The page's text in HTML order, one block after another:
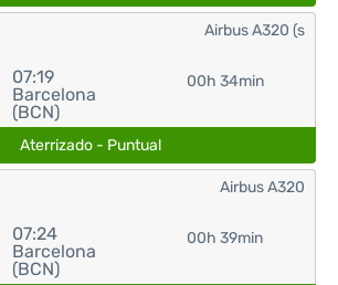
07:19
Barcelona
(BCN)
00h 34min
Airbus A320 (s
Aterrizado - Puntual
07:24
Barcelona
(BCN)
00h 39min
Airbus A320